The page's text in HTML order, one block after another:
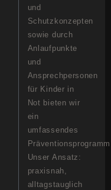
und
Schutzkonzepten
sowie durch
Anlaufpunkte
und
Ansprechpersonen
für Kinder in
Not bieten wir
ein
umfassendes
Unser Ansatz:
praxisnah,
alltagstauglich